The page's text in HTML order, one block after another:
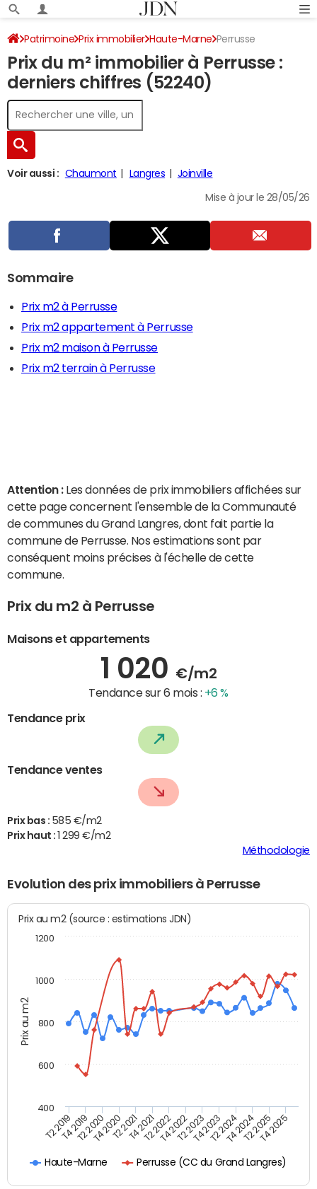
Patrimoine Prix immobilier Haute-Marne Perrusse
Prix du m² immobilier à Perrusse :
derniers chiffres (52240)
Voir aussi : Chaumont Langres Joinville
Mise à jour le 28/05/26
Sommaire
Prix m2 à Perrusse
Prix m2 appartement à Perrusse
Prix m2 maison à Perrusse
Prix m2 terrain à Perrusse
Attention : Les données de prix immobiliers affichées sur
cette page concernent l'ensemble de la Communauté
de communes du Grand Langres, dont fait partie la
commune de Perrusse. Nos estimations sont par
conséquent moins précises à l'échelle de cette
commune.
Prix du m2 à Perrusse
Maisons et appartements
1 020 €/m2
Tendance sur 6 mois : +6 %
Tendance prix
Tendance ventes
Prix bas : 585 €/m2
Prix haut :
1 299 €/m2
Méthodologie
Evolution des prix immobiliers à Perrusse
Prix au m2
Prix au m2 (source : estimations JDN)
Haute-Marne Perrusse (CC du Grand Langres)
T2 2019T4 2019T2 2020T4 2020T2 2021T4 2021T2 2022T4 2022T2 2023T4 2023T2 2024T4 2024T2 2025T4 2025
400
600
800
1000
1200